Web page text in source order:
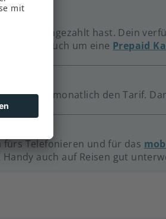
eingezahlt hast. Dein
einfach, auch um eine Prepaid
einfach monatlich den Tarif.
fürs Telefonieren und für das
auch auf Reisen gut